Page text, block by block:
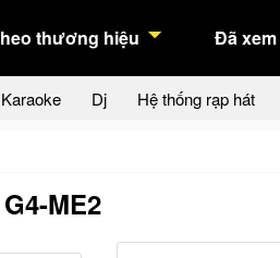
thương hiệu Đã xem
Dj Hệ thống rạp hát
ME2